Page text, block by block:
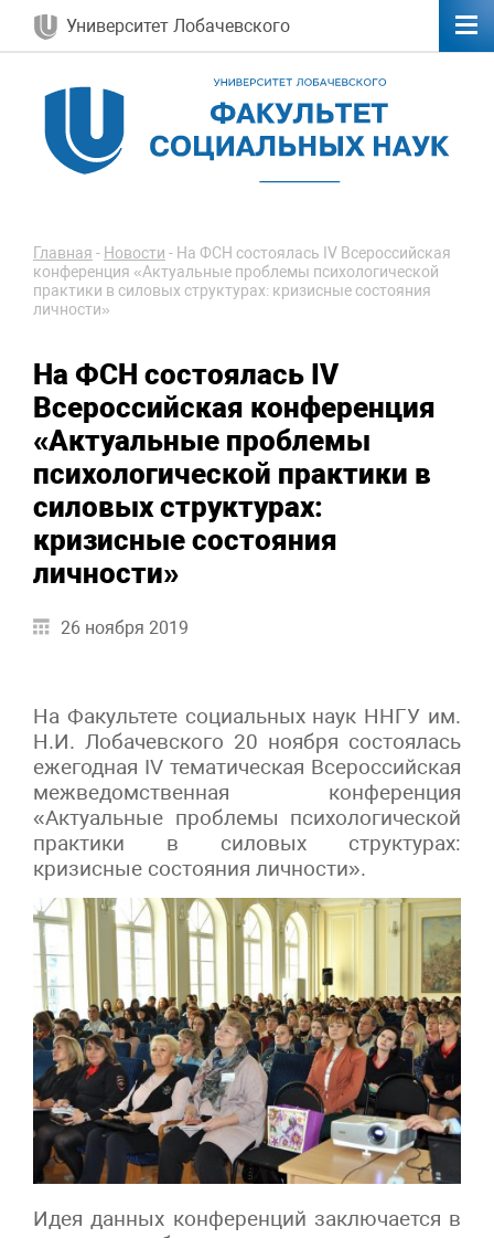
Университет Лобачевского
Главная - Новости - На ФСН состоялась IV Всероссийская
конференция «Актуальные проблемы психологической
практики в силовых структурах: кризисные состояния
личности»
На ФСН состоялась IV
Всероссийская конференция
«Актуальные проблемы
психологической практики в
силовых структурах:
кризисные состояния
личности»
26 ноября 2019
На Факультете социальных наук ННГУ им.
Н.И. Лобачевского 20 ноября состоялась
ежегодная IV тематическая Всероссийская
межведомственная конференция
«Актуальные проблемы психологической
практики в силовых структурах:
кризисные состояния личности».
Идея данных конференций заключается в